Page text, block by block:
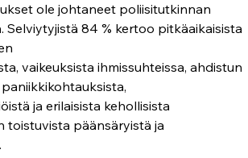
ole johtaneet poliisitutkinnan
Selviytyjistä 84 % kertoo pitkäaikaisista
vaikeuksista ihmissuhteissa, ahdistun
paniikkikohtauksista,
ja erilaisista kehollisista
toistuvista päänsäryistä ja